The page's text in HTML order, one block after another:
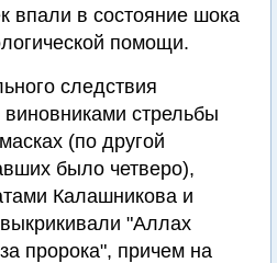
впали в состояние шока
помощи.
следствия
стрельбы
(по другой
было четверо),
Калашникова и
"Аллах
пророка", причем на